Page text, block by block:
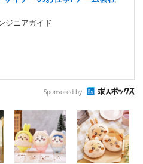
ジニアガイド
Sponsored by